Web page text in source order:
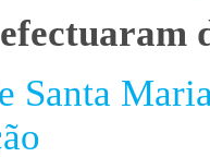
Santa